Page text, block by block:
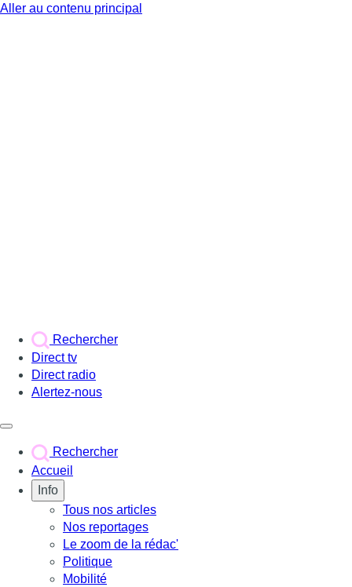
Aller au contenu principal
Rechercher
Direct tv
Direct radio
Alertez-nous
Rechercher
Accueil
Info
Tous nos articles
Nos reportages
Le zoom de la rédac'
Politique
Mobilité